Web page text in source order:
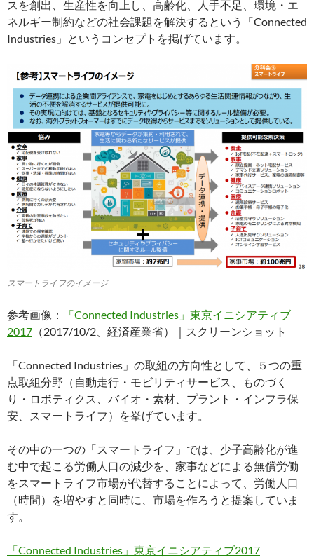
スを創出、生産性を向上し、高齢化、人手不足、環境・エ
ネルギー制約などの社会課題を解決するという「Connected
Industries」というコンセプトを掲げています。
スマートライフのイメージ
参考画像：
「Connected Industries」東京イニシアティブ
2017 （2017/10/2、経済産業省）｜スクリーンショット
「Connected Industries」の取組の方向性として、５つの重
点取組分野（自動走行・モビリティサービス、ものづく
り・ロボティクス、バイオ・素材、プラント・インフラ保
安、スマートライフ）を挙げています。
その中の一つの「スマートライフ」では、少子高齢化が進
む中で起こる労働人口の減少を、家事などによる無償労働
をスマートライフ市場が代替することによって、労働人口
（時間）を増やすと同時に、市場を作ろうと提案していま
す。
「Connected Industries」東京イニシアティブ2017